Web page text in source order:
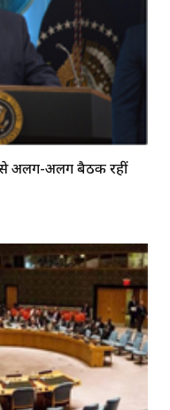
से अलग-अलग बैठकें रहीं